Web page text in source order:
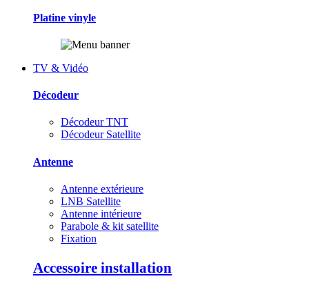
Platine vinyle
TV & Vidéo
Décodeur
Décodeur TNT
Décodeur Satellite
Antenne
Antenne extérieure
LNB Satellite
Antenne intérieure
Parabole & kit satellite
Fixation
Accessoire installation